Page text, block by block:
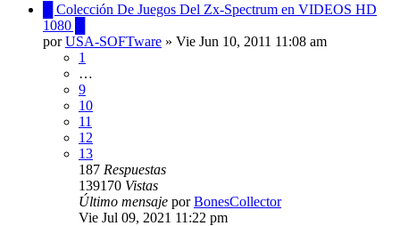
█ Colección De Juegos Del Zx-Spectrum en VIDEOS HD
1080 █
porUSA-SOFTware » Vie Jun 10, 2011 11:08 am
1
…
9
10
11
12
13
187 Respuestas
139170 Vistas
Último mensaje porBonesCollector
Vie Jul 09, 2021 11:22 pm